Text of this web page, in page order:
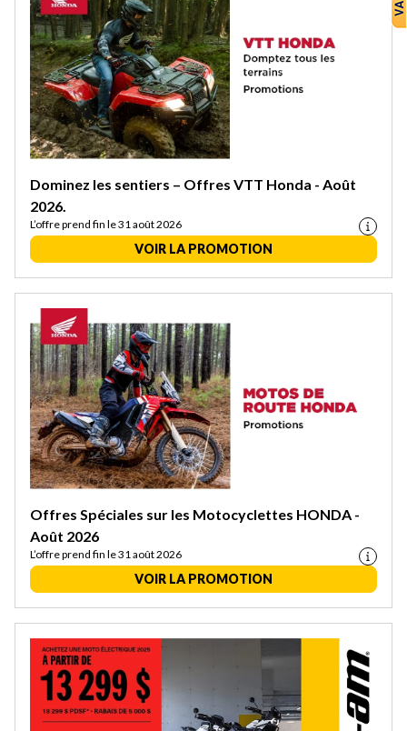
Dominez les sentiers – Offres VTT Honda - Août
2026.
L’offre prend fin le 31 août 2026
VOIR LA PROMOTION
Offres Spéciales sur les Motocyclettes HONDA -
Août 2026
L’offre prend fin le 31 août 2026
VOIR LA PROMOTION